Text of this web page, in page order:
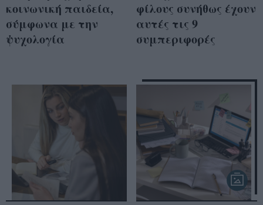
κοινωνική παιδεία,
σύμφωνα με την
ψυχολογία
φίλους συνήθως έχουν
αυτές τις 9
συμπεριφορές